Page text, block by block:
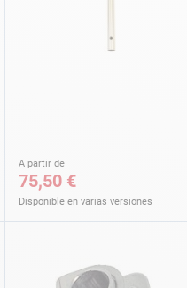
A partir de
75,50 €
Disponible en varias versiones